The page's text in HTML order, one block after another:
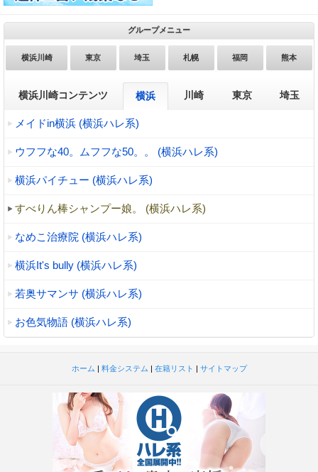
グループメニュー
横浜川崎 東京 埼玉 札幌 福岡 熊本
横浜川崎コンテンツ 横浜 川崎 東京 埼玉
メイドin横浜 (横浜ハレ系)
ウフフな40。ムフフな50。。 (横浜ハレ系)
横浜パイチュー (横浜ハレ系)
すべりん棒シャンプー娘。 (横浜ハレ系)
なめこ治療院 (横浜ハレ系)
横浜It's bully (横浜ハレ系)
若奥サマンサ (横浜ハレ系)
お色気物語 (横浜ハレ系)
ホーム | 料金システム | 在籍リスト | サイトマップ